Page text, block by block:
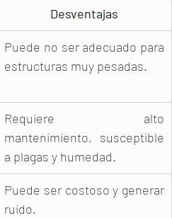
Desventajas
Puede no ser adecuado para
estructuras muy pesadas.
Requiere alto
mantenimiento, susceptible
a plagas y humedad.
Puede ser costoso y generar
ruido.